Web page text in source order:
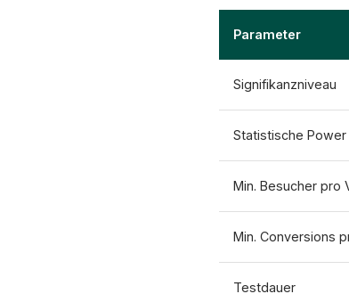
Parameter
Signifikanzniveau
Statistische Power
Min. Besucher pro
Min. Conversions
Testdauer